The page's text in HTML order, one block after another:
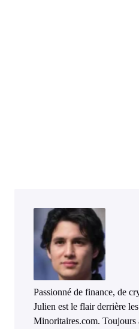
Passionné de finance, de
Julien est le flair derrière
Minoritaires.com. Toujours